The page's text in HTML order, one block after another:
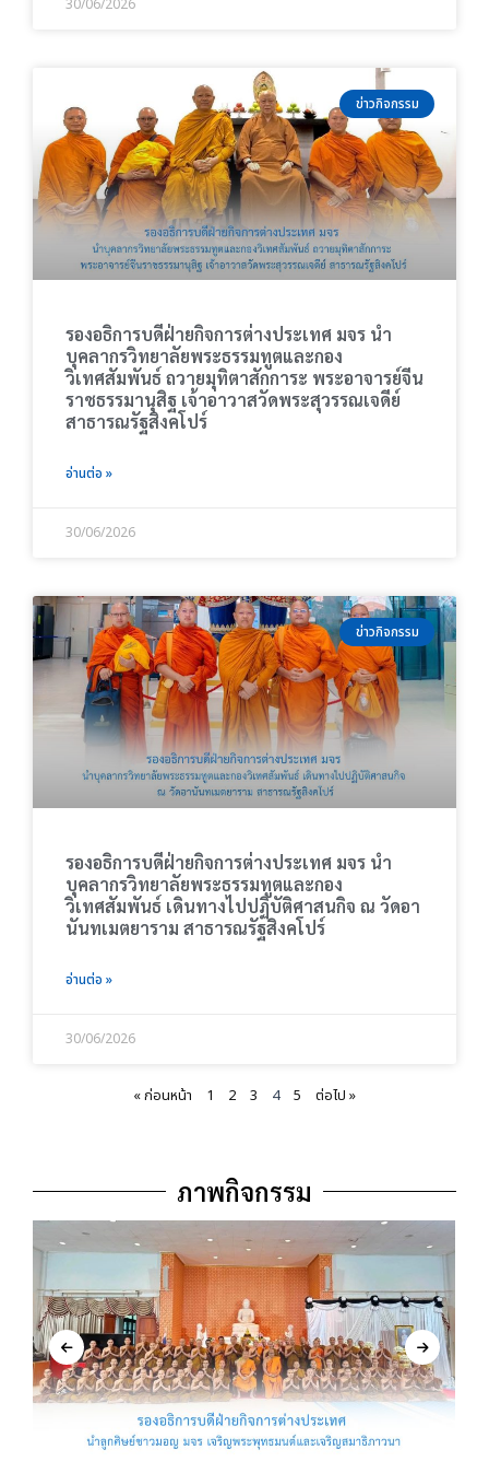
30/06/2026
ข่าวกิจกรรม
รองอธิการบดีฝ่ายกิจการต่างประเทศ มจร นำ
บุคลากรวิทยาลัยพระธรรมทูตและกอง
วิเทศสัมพันธ์ ถวายมุทิตาสักการะ พระอาจารย์จีน
ราชธรรมานุสิฐ เจ้าอาวาสวัดพระสุวรรณเจดีย์
สาธารณรัฐสิงคโปร์
อ่านต่อ »
30/06/2026
ข่าวกิจกรรม
รองอธิการบดีฝ่ายกิจการต่างประเทศ มจร นำ
บุคลากรวิทยาลัยพระธรรมทูตและกอง
วิเทศสัมพันธ์ เดินทางไปปฏิบัติศาสนกิจ ณ วัดอา
นันทเมตยาราม สาธารณรัฐสิงคโปร์
อ่านต่อ »
30/06/2026
« ก่อนหน้า 1 2 3 4 5 ต่อไป »
ภาพกิจกรรม